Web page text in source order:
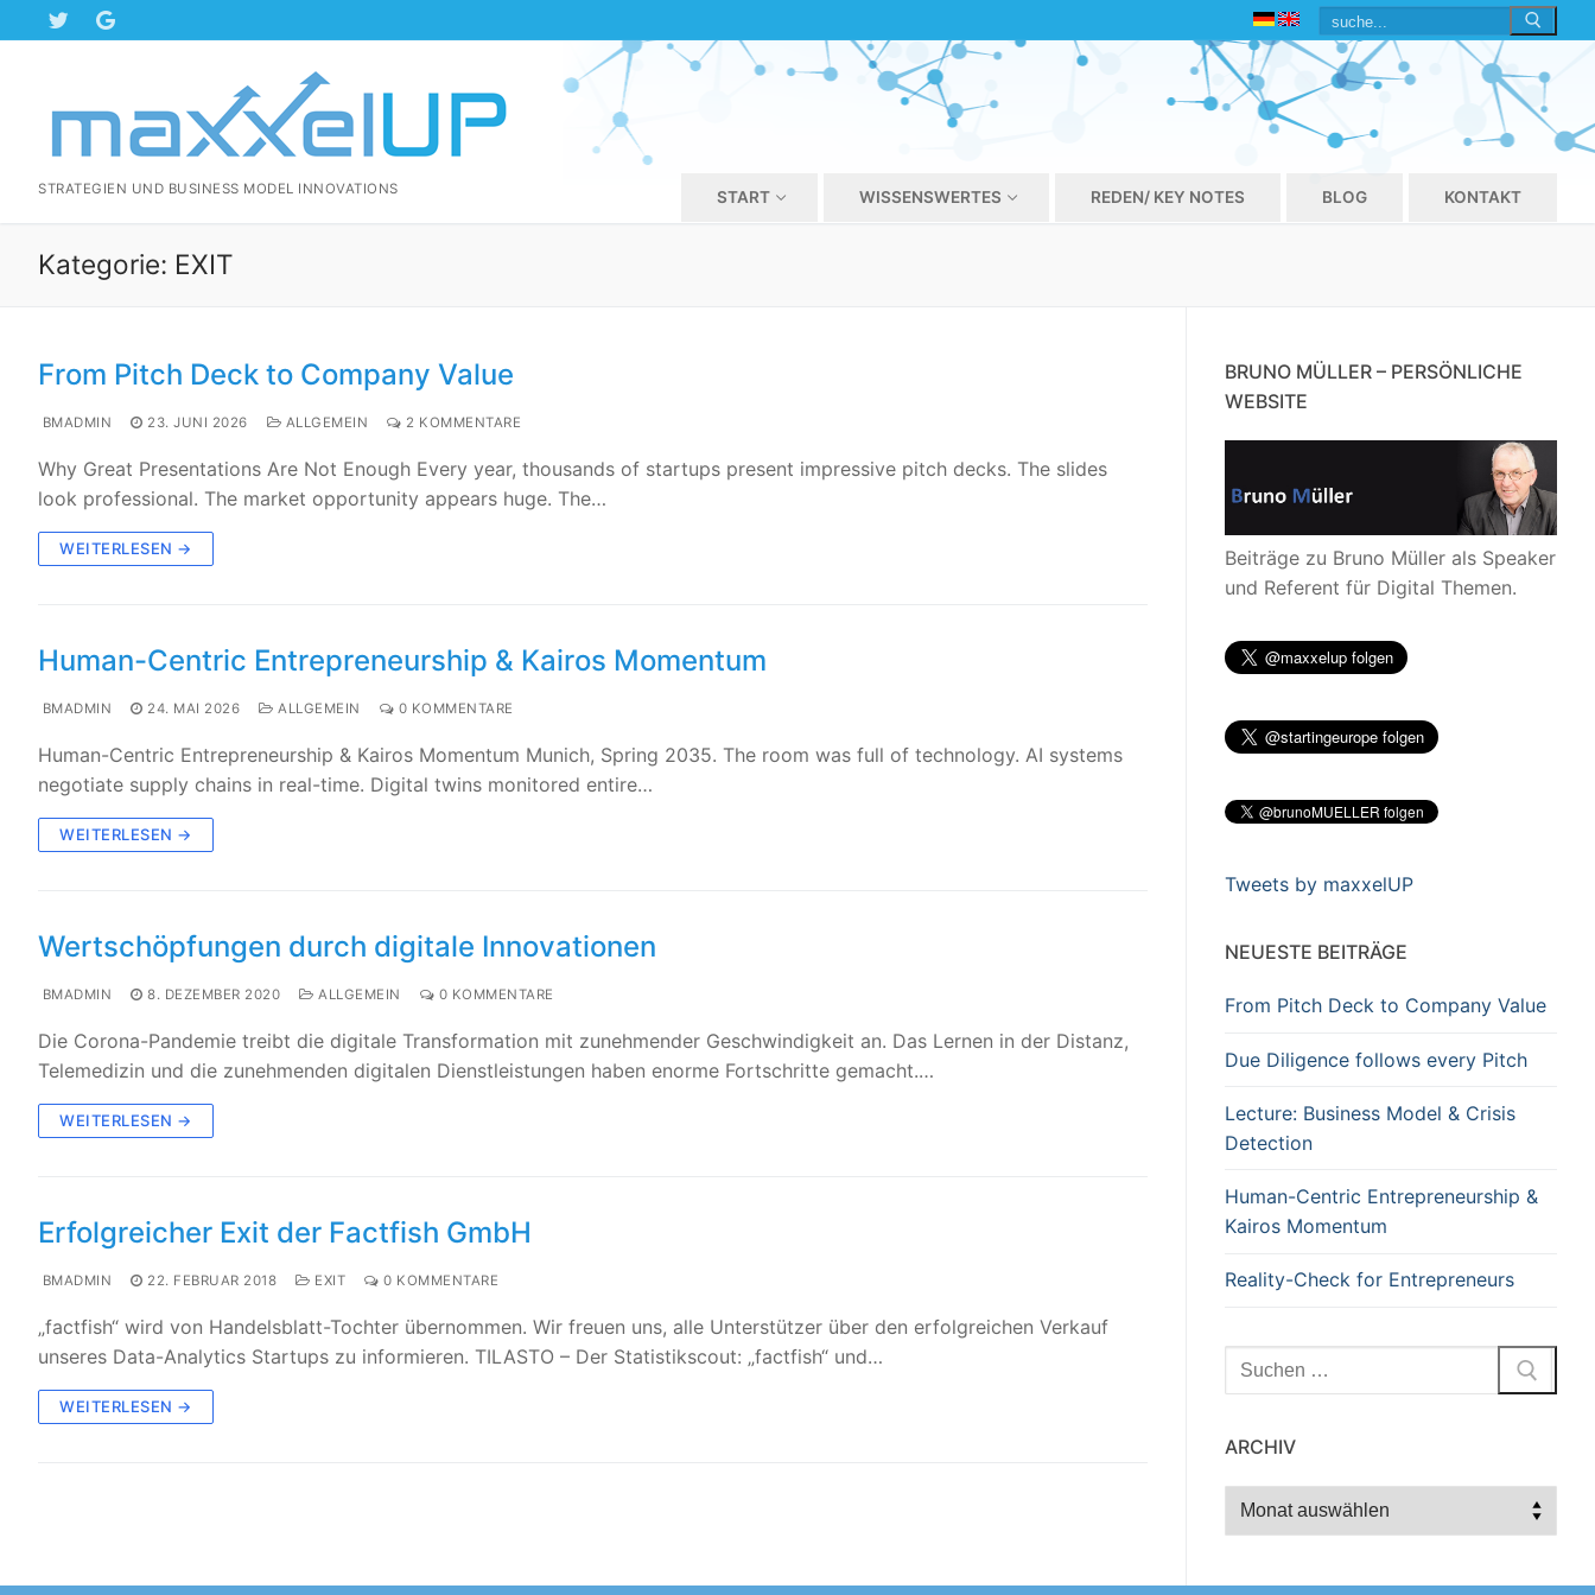
Inhalt
Suchen
nach:
STRATEGIEN UND BUSINESS MODEL INNOVATIONS START WISSENSWERTES REDEN/ KEY NOTES BLOG KONTAKT
Kategorie: EXIT
From Pitch Deck to Company Value
BMADMIN 23. JUNI 2026 ALLGEMEIN 2 KOMMENTARE
Why Great Presentations Are Not Enough Every year, thousands of startups present impressive pitch decks. The slides
look professional. The market opportunity appears huge. The…
WEITERLESEN →
Human-Centric Entrepreneurship & Kairos Momentum
BMADMIN 24. MAI 2026 ALLGEMEIN 0 KOMMENTARE
Human-Centric Entrepreneurship & Kairos Momentum Munich, Spring 2035. The room was full of technology. AI systems
negotiate supply chains in real-time. Digital twins monitored entire…
WEITERLESEN →
Wertschöpfungen durch digitale Innovationen
BMADMIN 8. DEZEMBER 2020 ALLGEMEIN 0 KOMMENTARE
Die Corona-Pandemie treibt die digitale Transformation mit zunehmender Geschwindigkeit an. Das Lernen in der Distanz,
Telemedizin und die zunehmenden digitalen Dienstleistungen haben enorme Fortschritte gemacht.…
WEITERLESEN →
Erfolgreicher Exit der Factfish GmbH
BMADMIN 22. FEBRUAR 2018 EXIT 0 KOMMENTARE
„factfish“ wird von Handelsblatt-Tochter übernommen. Wir freuen uns, alle Unterstützer über den erfolgreichen Verkauf
unseres Data-Analytics Startups zu informieren. TILASTO – Der Statistikscout: „factfish“ und…
WEITERLESEN →
BRUNO MÜLLER – PERSÖNLICHE
WEBSITE
Beiträge zu Bruno Müller als Speaker
und Referent für Digital Themen.
Tweets by maxxelUP
NEUESTE BEITRÄGE
From Pitch Deck to Company Value
Due Diligence follows every Pitch
Lecture: Business Model & Crisis
Detection
Human-Centric Entrepreneurship &
Kairos Momentum
Reality-Check for Entrepreneurs
Suchen
nach:
ARCHIV
Archiv